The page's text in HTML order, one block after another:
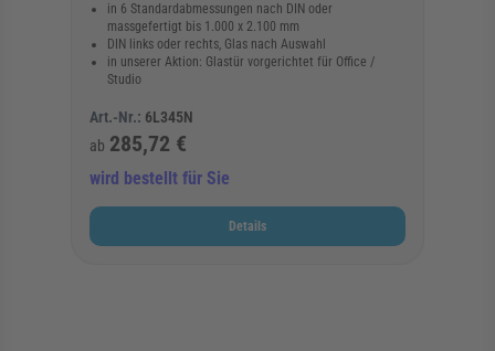
in 6 Standardabmessungen nach DIN oder
massgefertigt bis 1.000 x 2.100 mm
DIN links oder rechts, Glas nach Auswahl
in unserer Aktion: Glastür vorgerichtet für Office /
Studio
Art.-Nr.: 6L345N
ab 285,72 €
wird bestellt für Sie
Details